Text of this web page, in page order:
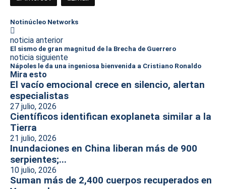
Notinúcleo Networks
noticia anterior
El sismo de gran magnitud de la Brecha de Guerrero
noticia siguiente
Nápoles le da una ingeniosa bienvenida a Cristiano Ronaldo
Mira esto
El vacío emocional crece en silencio, alertan
especialistas
27 julio, 2026
Científicos identifican exoplaneta similar a la
Tierra
21 julio, 2026
Inundaciones en China liberan más de 900
serpientes;...
10 julio, 2026
Suman más de 2,400 cuerpos recuperados en